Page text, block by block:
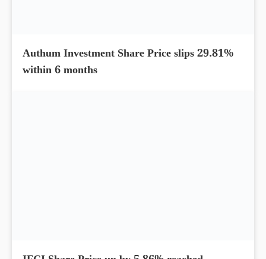
Authum Investment Share Price slips 29.81%
within 6 months